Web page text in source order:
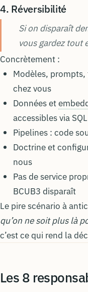
4. Réversibilité
Si on disparaît
vous gardez tout
Concrètement :
Modèles,
chez vous
Données et
accessibles via
Pipelines : code
Doctrine et
nous
Pas de service
BCUB3 disparaît
Le pire scénario à
qu’on ne soit plus là
c’est ce qui rend la
Les 8